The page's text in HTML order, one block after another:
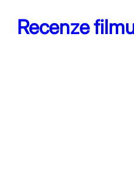
Recenze